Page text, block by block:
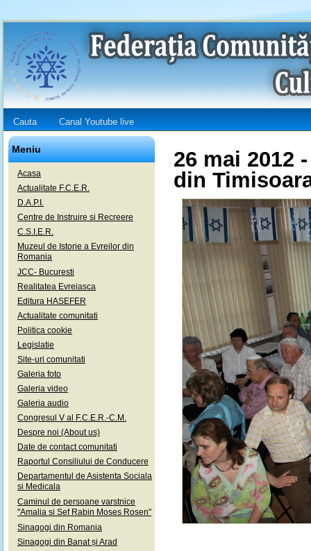
Cauta Canal Youtube live
Meniu
Acasa
Actualitate F.C.E.R.
D.A.P.I.
Centre de Instruire si Recreere
C.S.I.E.R.
Muzeul de Istorie a Evreilor din
Romania
JCC- Bucuresti
Realitatea Evreiasca
Editura HASEFER
Actualitate comunitati
Politica cookie
Legislatie
Site-uri comunitati
Galeria foto
Galeria video
Galeria audio
Congresul V al F.C.E.R.-C.M.
Despre noi (About us)
Date de contact comunitati
Raportul Consiliului de Conducere
Departamentul de Asistenta Sociala
si Medicala
Caminul de persoane varstnice
"Amalia si Sef Rabin Moses Rosen"
Sinagogi din Romania
Sinagogi din Banat și Arad
26 mai 2012
din